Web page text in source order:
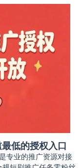
低的授权入口
专业的推广资源对接